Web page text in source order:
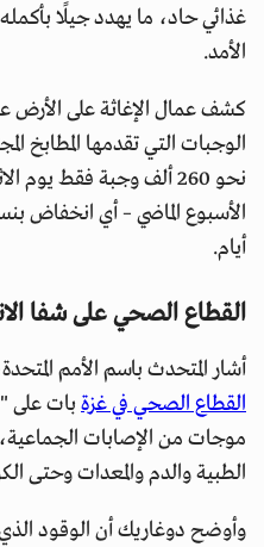
غذائي حاد، ما يهدد جيلًا
الأمد.
كشف عمال الإغاثة على
الوجبات التي تقدمها المطابخ
أيام.
القطاع الصحي على شفا
أشار المتحدث باسم الأمم
القطاع الصحي في غزة بات على
موجات من الإصابات
الطبية والدم والمعدات وحتى
وأوضح دوغاريك أن الوقود